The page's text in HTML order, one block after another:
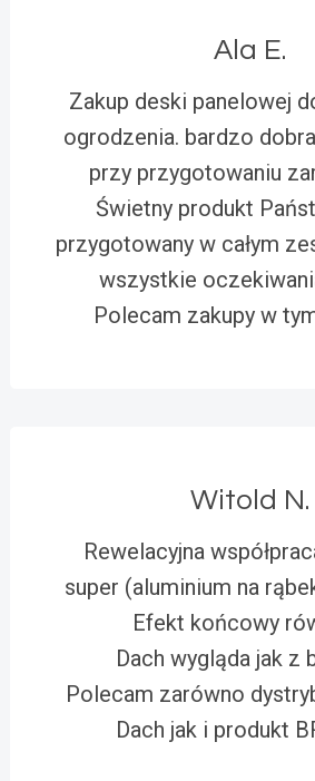
Ala E.
Zakup deski panelowej
ogrodzenia. bardzo
przy przygotowaniu
Świetny produkt
przygotowany w całym
wszystkie
Polecam zakupy w
Witold N.
Rewelacyjna
super (aluminium na
Efekt końcowy
Dach wygląda jak z
Polecam zarówno
Dach jak i produkt